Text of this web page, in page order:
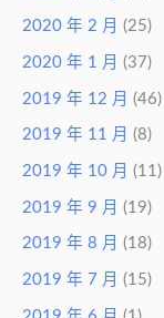
2020 年 2 月 (25)
2020 年 1 月 (37)
2019 年 12 月 (46)
2019 年 11 月 (8)
2019 年 10 月 (11)
2019 年 9 月 (19)
2019 年 8 月 (18)
2019 年 7 月 (15)